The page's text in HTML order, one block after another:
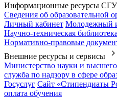
Информационные ресурсы
Сведения об образовательной
Личный кабинет Молодежный
Научно-техническая библиотека
Нормативно-правовые
Внешние ресурсы и сервисы
Министерство науки и
служба по надзору в сфере
Госуслуг Сайт «Стипендиаты
оплата обучения